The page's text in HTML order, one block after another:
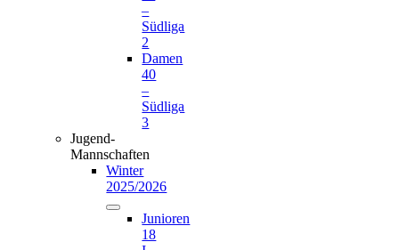
–
Südliga
2
Damen
40
–
Südliga
3
Jugend-
Mannschaften
Winter
2025/2026
Junioren
18